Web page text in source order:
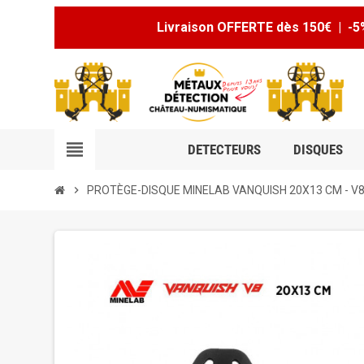
Livraison OFFERTE dès 150€ | -
view_headline DETECTEURS DISQUES
chevron_right PROTÈGE-DISQUE MINELAB VANQUISH 20X13 CM - V8